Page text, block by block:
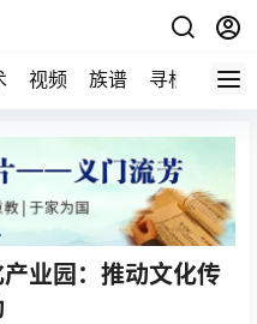
视频 族谱 寻根
业园：推动文化传